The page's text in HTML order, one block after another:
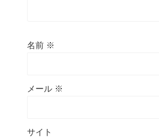
名前 ※
メール ※
サイト